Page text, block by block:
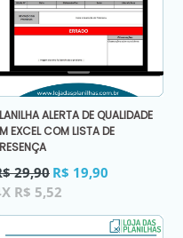
ALERTA DE QUALIDADE
EXCEL COM LISTA DE
29,90R$ 19,90
R$ 5,52